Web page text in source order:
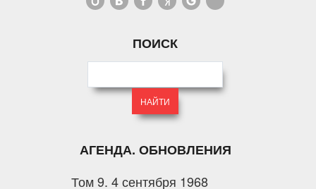
ПОИСК
АГЕНДА. ОБНОВЛЕНИЯ
Том 9. 4 сентября 1968